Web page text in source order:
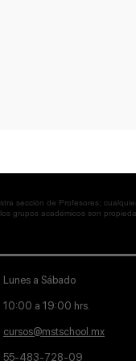
sección de Profesores;
grupos académicos son
Lunes a Sábado
10:00 a 19:00 hrs.
cursos@mstschool.mx
55-483-728-09